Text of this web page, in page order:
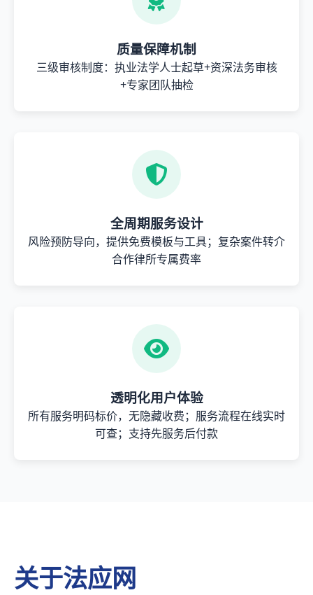
质量保障机制
三级审核制度：执业法学人士起草+资深法务审核
+专家团队抽检
全周期服务设计
风险预防导向，提供免费模板与工具；复杂案件转介
合作律所专属费率
透明化用户体验
所有服务明码标价，无隐藏收费；服务流程在线实时
可查；支持先服务后付款
关于法应网